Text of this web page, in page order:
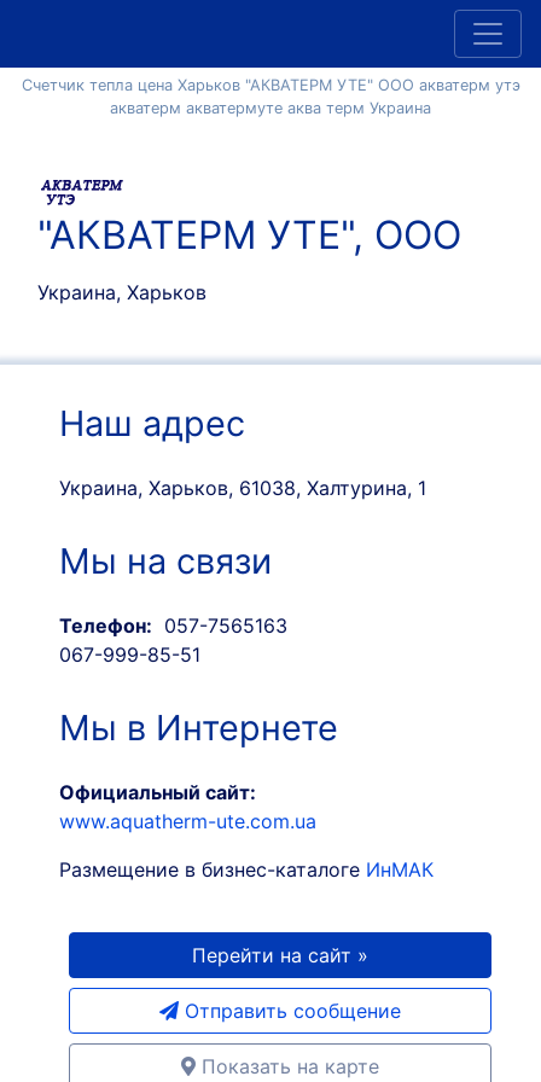
Счетчик тепла цена Харьков "АКВАТЕРМ УТЕ" ООО акватерм утэ
акватерм акватермуте аква терм Украина
"АКВАТЕРМ УТЕ", ООО
Украина, Харьков
Наш адрес
Украина, Харьков, 61038, Халтурина, 1
Мы на связи
Телефон: 057-7565163
067-999-85-51
Мы в Интернете
Официальный сайт:
www.aquatherm-ute.com.ua
Размещение в бизнес-каталоге ИнМАК
Перейти на сайт »
Отправить сообщение
Показать на карте